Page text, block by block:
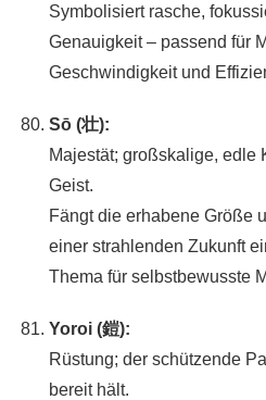
Symbolisiert rasche,
Genauigkeit – passend für
Geschwindigkeit und
Sō (壮):
Majestät; großskalige, edle
Geist.
Fängt die erhabene Größe
einer strahlenden Zukunft
Thema für selbstbewusste
Yoroi (鎧):
Rüstung; der schützende
bereit hält.